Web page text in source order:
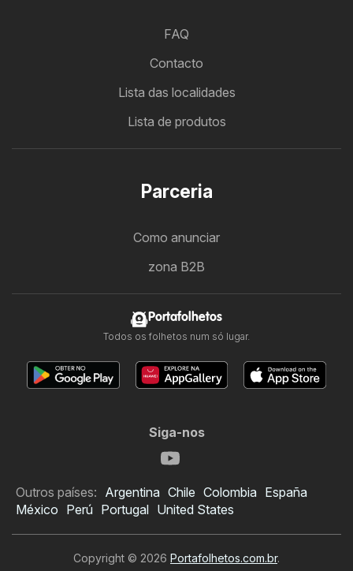
FAQ
Contacto
Lista das localidades
Lista de produtos
Parceria
Como anunciar
zona B2B
Portafolhetos
Todos os folhetos num só lugar.
Siga-nos
Outros países: Argentina Chile Colombia España
México Perú Portugal United States
Copyright © 2026 Portafolhetos.com.br.